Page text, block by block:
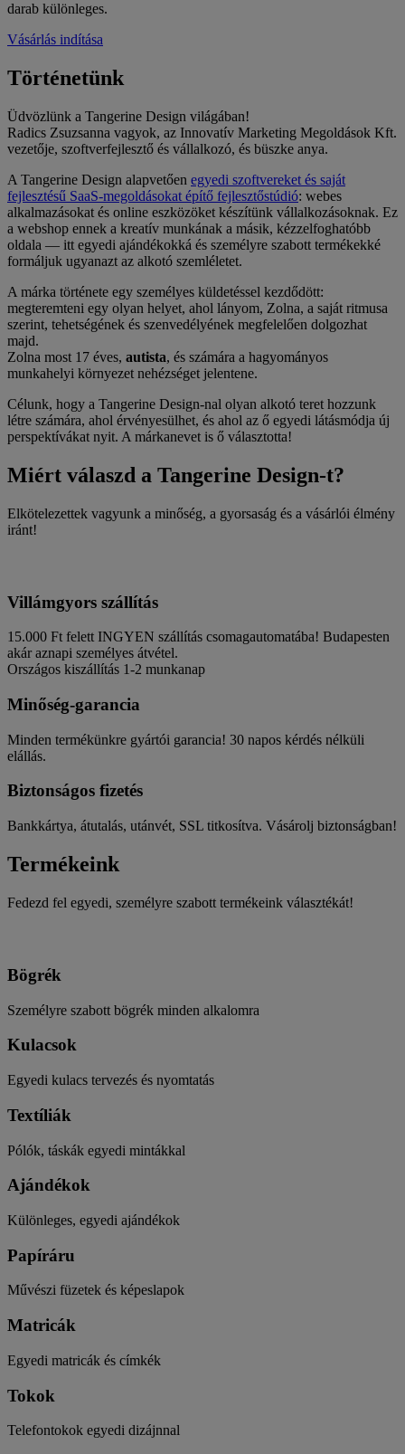
darab különleges.
Vásárlás indítása
Történetünk
Üdvözlünk a Tangerine Design világában!
Radics Zsuzsanna vagyok, az Innovatív Marketing Megoldások Kft.
vezetője, szoftverfejlesztő és vállalkozó, és büszke anya.
A Tangerine Design alapvetően egyedi szoftvereket és saját
fejlesztésű SaaS-megoldásokat építő fejlesztőstúdió: webes
alkalmazásokat és online eszközöket készítünk vállalkozásoknak. Ez
a webshop ennek a kreatív munkának a másik, kézzelfoghatóbb
oldala — itt egyedi ajándékokká és személyre szabott termékekké
formáljuk ugyanazt az alkotó szemléletet.
A márka története egy személyes küldetéssel kezdődött:
megteremteni egy olyan helyet, ahol lányom, Zolna, a saját ritmusa
szerint, tehetségének és szenvedélyének megfelelően dolgozhat
majd.
Zolna most 17 éves, autista, és számára a hagyományos
munkahelyi környezet nehézséget jelentene.
Célunk, hogy a Tangerine Design-nal olyan alkotó teret hozzunk
létre számára, ahol érvényesülhet, és ahol az ő egyedi látásmódja új
perspektívákat nyit. A márkanevet is ő választotta!
Miért válaszd a Tangerine Design-t?
Elkötelezettek vagyunk a minőség, a gyorsaság és a vásárlói élmény
iránt!
Villámgyors szállítás
15.000 Ft felett INGYEN szállítás csomagautomatába! Budapesten
akár aznapi személyes átvétel.
Országos kiszállítás 1-2 munkanap
Minőség-garancia
Minden termékünkre gyártói garancia! 30 napos kérdés nélküli
elállás.
Biztonságos fizetés
Bankkártya, átutalás, utánvét, SSL titkosítva. Vásárolj biztonságban!
Termékeink
Fedezd fel egyedi, személyre szabott termékeink választékát!
Bögrék
Személyre szabott bögrék minden alkalomra
Kulacsok
Egyedi kulacs tervezés és nyomtatás
Textíliák
Pólók, táskák egyedi mintákkal
Ajándékok
Különleges, egyedi ajándékok
Papíráru
Művészi füzetek és képeslapok
Matricák
Egyedi matricák és címkék
Tokok
Telefontokok egyedi dizájnnal